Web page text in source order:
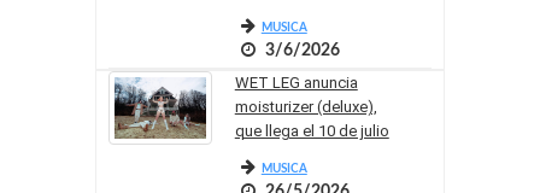
MUSICA
3/6/2026
WET LEG anuncia
moisturizer (deluxe),
que llega el 10 de julio
MUSICA